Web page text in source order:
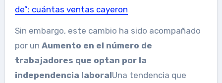
de”: cuántas ventas cayeron
Sin embargo, este cambio ha sido acompañado
por un Aumento en el número de
trabajadores que optan por la
independencia laboralUna tendencia que